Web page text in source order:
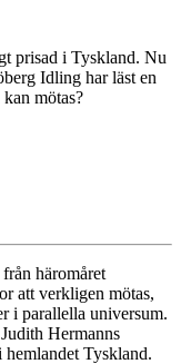
prisad i Tyskland. Nu
Idling har läst en
mötas?
från häromåret
att verkligen mötas,
i parallella universum.
Hermanns
Tyskland.